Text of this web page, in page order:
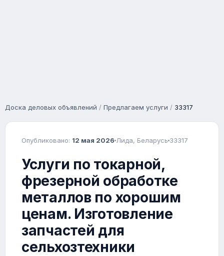
Доска деловых объявлений / Предлагаем услуги / 33317
Опубликовано: 12 мая 2026 Лида, Беларусь 33317
Услуги по токарной,
фрезерной обработке
металлов по хорошим
ценам. Изготовление
запчастей для
сельхозтехники